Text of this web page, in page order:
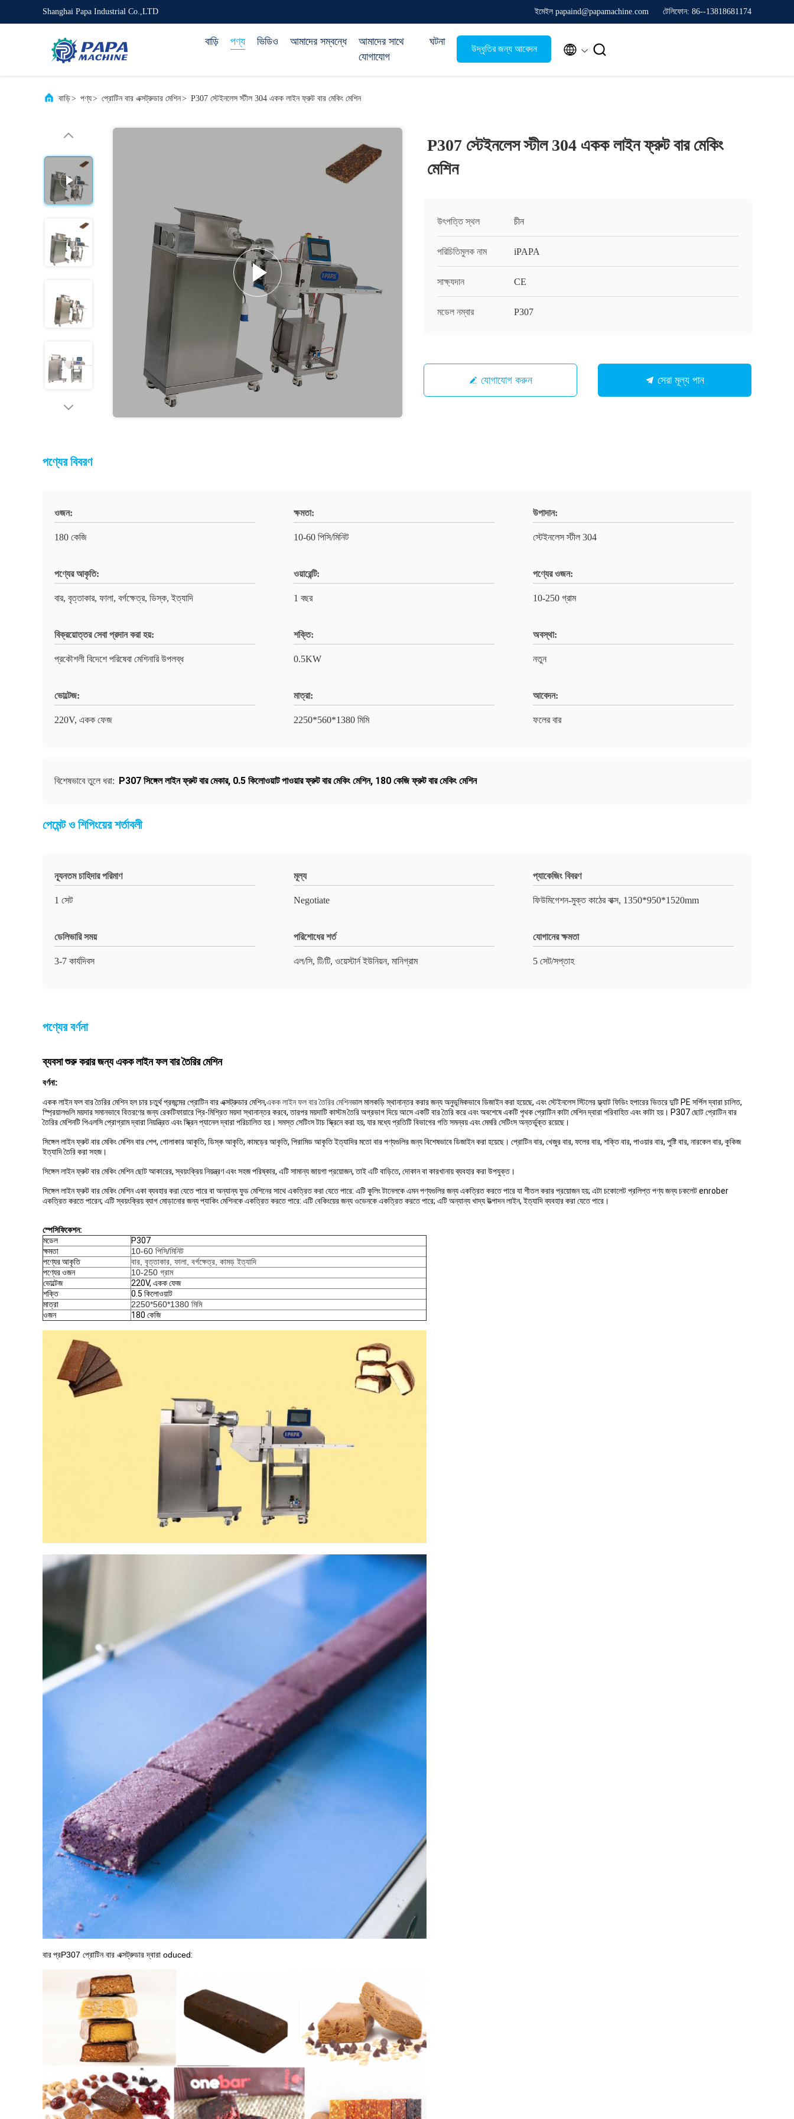
Shanghai Papa Industrial Co.,LTD ইমেইল papaind@papamachine.com টেলিফোন: 86--13818681174
বাড়ি পণ্য ভিডিও আমাদের সম্বন্ধে
আমাদের সাথে
যোগাযোগ
ঘটনা
উদ্ধৃতির জন্য আবেদন  
বাড়ি> পণ্য> প্রোটিন বার এক্সট্রুডার মেশিন> P307 স্টেইনলেস স্টীল 304 একক লাইন ফ্রুট বার মেকিং মেশিন
P307 স্টেইনলেস স্টীল 304 একক লাইন ফ্রুট বার মেকিং
মেশিন
উৎপত্তি স্থল চীন
পরিচিতিমুলক নাম iPAPA
সাক্ষ্যদান CE
মডেল নম্বার P307
যোগাযোগ করুন সেরা মূল্য পান
পণ্যের বিবরণ
ওজন:
180 কেজি
ক্ষমতা:
10-60 পিসি/মিনিট
উপাদান:
স্টেইনলেস স্টীল 304
পণ্যের আকৃতি:
বার, বৃত্তাকার, ফালা, বর্গক্ষেত্র, ডিস্ক, ইত্যাদি
ওয়ারেন্টি:
1 বছর
পণ্যের ওজন:
10-250 গ্রাম
বিক্রয়োত্তর সেবা প্রদান করা হয়:
প্রকৌশলী বিদেশে পরিষেবা মেশিনারি উপলব্ধ
শক্তি:
0.5KW
অবস্থা:
নতুন
ভোল্টেজ:
220V, একক ফেজ
মাত্রা:
2250*560*1380 মিমি
আবেদন:
ফলের বার
বিশেষভাবে তুলে ধরা: P307 সিঙ্গেল লাইন ফ্রুট বার মেকার, 0.5 কিলোওয়াট পাওয়ার ফ্রুট বার মেকিং মেশিন, 180 কেজি ফ্রুট বার মেকিং মেশিন
পেমেন্ট ও শিপিংয়ের শর্তাবলী
ন্যূনতম চাহিদার পরিমাণ
1 সেট
মূল্য
Negotiate
প্যাকেজিং বিবরণ
ফিউমিগেশন-মুক্ত কাঠের বাক্স, 1350*950*1520mm
ডেলিভারি সময়
3-7 কার্যদিবস
পরিশোধের শর্ত
এল/সি, টি/টি, ওয়েস্টার্ন ইউনিয়ন, মানিগ্রাম
যোগানের ক্ষমতা
5 সেট/সপ্তাহ
পণ্যের বর্ণনা
ব্যবসা শুরু করার জন্য একক লাইন ফল বার তৈরির মেশিন
বর্ণনা:
একক লাইন ফল বার তৈরির মেশিন হল চার চতুর্থ প্রজন্মের প্রোটিন বার এক্সট্রুডার মেশিন,একক লাইন ফল বার তৈরির মেশিনভাল মালকড়ি স্থানান্তর করার জন্য অনুভূমিকভাবে ডিজাইন করা হয়েছে, এবং স্টেইনলেস স্টিলের ফ্ল্যাট ফিডিং হপারের ভিতরে দুটি PE সর্পিল দ্বারা চালিত,
স্প্রিয়ালগুলি ময়দার সমানভাবে বিতরণের জন্য রেকটিফায়ারে প্রি-মিশ্রিত ময়দা স্থানান্তর করবে, তারপর ময়দাটি কাস্টম তৈরি অগ্রভাগ দিয়ে আসে একটি বার তৈরি করে এবং অবশেষে একটি পৃথক প্রোটিন কাটা মেশিন দ্বারা পরিবাহিত এবং কাটা হয়। P307 ছোট প্রোটিন বার
তৈরির মেশিনটি পিএলসি প্রোগ্রাম দ্বারা নিয়ন্ত্রিত এবং স্ক্রিন প্যানেল দ্বারা পরিচালিত হয়। সমস্ত সেটিংস টাচ স্ক্রিনে করা হয়, যার মধ্যে প্রতিটি বিভাগের গতি সমন্বয় এবং মেমরি সেটিংস অন্তর্ভুক্ত রয়েছে।
সিঙ্গেল লাইন ফ্রুট বার মেকিং মেশিন বার শেপ, গোলাকার আকৃতি, ডিস্ক আকৃতি, কামড়ের আকৃতি, পিরামিড আকৃতি ইত্যাদির মতো বার পণ্যগুলির জন্য বিশেষভাবে ডিজাইন করা হয়েছে। প্রোটিন বার, খেজুর বার, ফলের বার, শক্তি বার, পাওয়ার বার, পুষ্টি বার, নারকেল বার, কুকিজ
ইত্যাদি তৈরি করা সহজ।
সিঙ্গেল লাইন ফ্রুট বার মেকিং মেশিন ছোট আকারের, স্বয়ংক্রিয় নিয়ন্ত্রণ এবং সহজ পরিষ্কার, এটি সামান্য জায়গা প্রয়োজন, তাই এটি বাড়িতে, দোকান বা কারখানায় ব্যবহার করা উপযুক্ত।
সিঙ্গেল লাইন ফ্রুট বার মেকিং মেশিন একা ব্যবহার করা যেতে পারে বা অন্যান্য ফুড মেশিনের সাথে একত্রিত করা যেতে পারে: এটি কুলিং টানেলকে এমন পণ্যগুলির জন্য একত্রিত করতে পারে যা শীতল করার প্রয়োজন হয়; এটা চকোলেট প্রলিপ্ত পণ্য জন্য চকলেট enrober
একত্রিত করতে পারেন; এটি স্বয়ংক্রিয় ব্যাগ মোড়ানোর জন্য প্যাকিং মেশিনকে একত্রিত করতে পারে: এটি বেকিংয়ের জন্য ওভেনকে একত্রিত করতে পারে; এটি অন্যান্য খাদ্য উত্পাদন লাইন, ইত্যাদি ব্যবহার করা যেতে পারে।
স্পেসিফিকেশন:
মডেল
P307
ক্ষমতা
10-60 পিসি/মিনিট
পণ্যের আকৃতি
বার, বৃত্তাকার, ফালা, বর্গক্ষেত্র, কামড় ইত্যাদি
পণ্যের ওজন
10-250 গ্রাম
ভোল্টেজ
220V, একক ফেজ
শক্তি
0.5 কিলোওয়াট
মাত্রা
2250*560*1380 মিমি
ওজন
180 কেজি
বার প্রP307 প্রোটিন বার এক্সট্রুডার দ্বারা oduced: